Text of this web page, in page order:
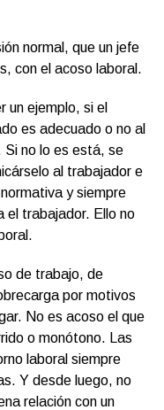
normal, que un jefe
con el acoso laboral.
un ejemplo, si el
es adecuado o no al
Si no lo es está, se
al trabajador e
y siempre
el trabajador. Ello no
de trabajo, de
por motivos
No es acoso el que
o monótono. Las
laboral siempre
Y desde luego, no
relación con un